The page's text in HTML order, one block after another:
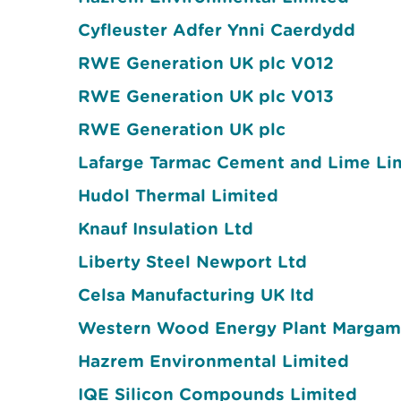
Cyfleuster Adfer Ynni Caerdydd
RWE Generation UK plc V012
RWE Generation UK plc V013
RWE Generation UK plc
Lafarge Tarmac Cement and Lime
Hudol Thermal Limited
Knauf Insulation Ltd
Liberty Steel Newport Ltd
Celsa Manufacturing UK ltd
Western Wood Energy Plant Margam
Hazrem Environmental Limited
IQE Silicon Compounds Limited